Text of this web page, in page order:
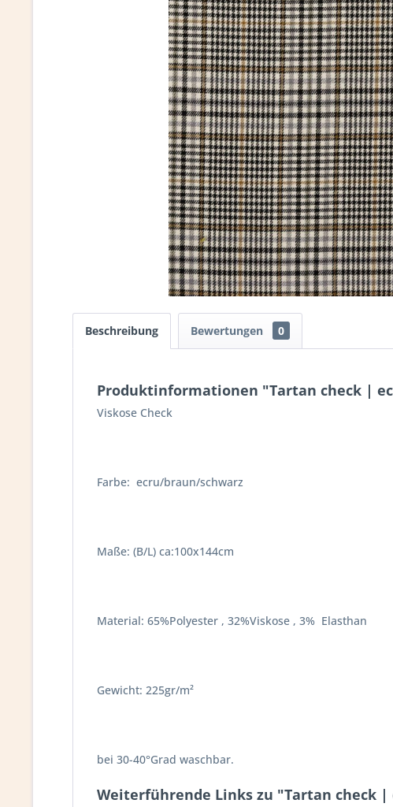
Beschreibung Bewertungen 0
Produktinformationen "Tartan check |
Viskose Check
Farbe: ecru/braun/schwarz
Maße: (B/L) ca:100x144cm
Material: 65%Polyester , 32%Viskose , 3% Elasthan
Gewicht: 225gr/m²
bei 30-40°Grad waschbar.
Weiterführende Links zu "Tartan check